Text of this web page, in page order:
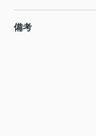
備考